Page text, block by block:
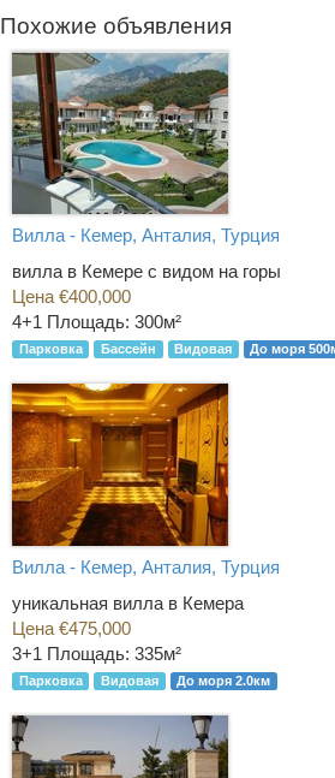
Похожие объявления
Вилла - Кемер, Анталия, Турция
вилла в Кемере с видом на горы
Цена €400,000
4+1 Площадь: 300м²
Парковка Бассейн Видовая До моря
Вилла - Кемер, Анталия, Турция
уникальная вилла в Кемера
Цена €475,000
3+1 Площадь: 335м²
Парковка Видовая До моря 2.0км